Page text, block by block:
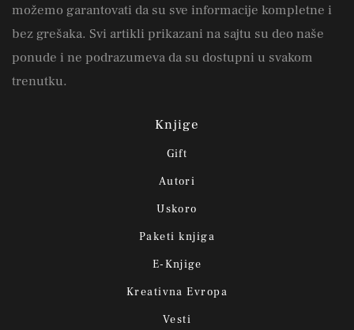
možemo garantovati da su sve informacije kompletne i
bez grešaka. Svi artikli prikazani na sajtu su deo naše
ponude i ne podrazumeva da su dostupni u svakom
trenutku.
Knjige
Gift
Autori
Uskoro
Paketi knjiga
E-Knjige
Kreativna Evropa
Vesti